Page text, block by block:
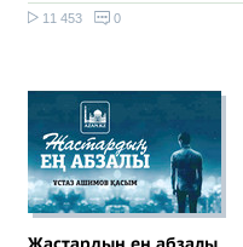
11 453 0